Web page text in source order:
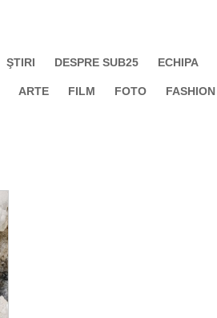
ŞTIRI DESPRE SUB25 ECHIPA
ARTE FILM FOTO FASHION